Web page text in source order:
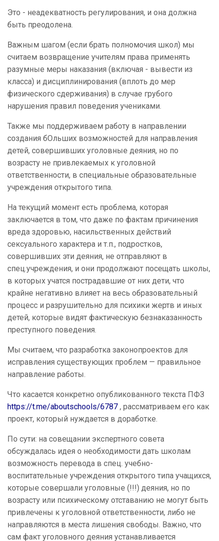
Это - неадекватность регулирования, и она должна
быть преодолена.
Важным шагом (если брать полномочия школ) мы
считаем возвращение учителям права применять
разумные меры наказания (включая - вывести из
класса) и дисциплинирования (вплоть до мер
физического сдерживания) в случае грубого
нарушения правил поведения учениками.
Также мы поддерживаем работу в направлении
создания бОльших возможностей для направления
детей, совершивших уголовные деяния, но по
возрасту не привлекаемых к уголовной
ответственности, в специальные образовательные
учреждения открытого типа.
На текущий момент есть проблема, которая
заключается в том, что даже по фактам причинения
вреда здоровью, насильственных действий
сексуального характера и т.п., подростков,
совершивших эти деяния, не отправляют в
спец.учреждения, и они продолжают посещать школы,
в которых учатся пострадавшие от них дети, что
крайне негативно влияет на весь образовательный
процесс и разрушительно для психики жертв и иных
детей, которые видят фактическую безнаказанность
преступного поведения.
Мы считаем, что разработка законопроектов для
исправления существующих проблем — правильное
направление работы.
Что касается конкретно опубликованного текста ПФЗ
https://t.me/aboutschools/6787 , рассматриваем его как
проект, который нуждается в доработке.
По сути: на совещании экспертного совета
обсуждалась идея о необходимости дать школам
возможность перевода в спец. учебно-
воспитательные учреждения открытого типа учащихся,
которые совершали уголовные (!!!) деяния, но по
возрасту или психическому отставанию не могут быть
привлечены к уголовной ответственности, либо не
направляются в места лишения свободы. Важно, что
сам факт уголовного деяния устанавливается